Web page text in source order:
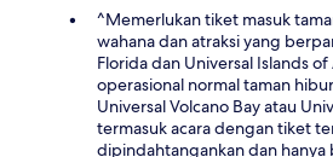
^Memerlukan tiket masuk
wahana dan atraksi yang
Florida dan Universal Islands
operasional normal taman
Universal Volcano Bay atau
termasuk acara dengan tiket
dipindahtangankan dan hanya